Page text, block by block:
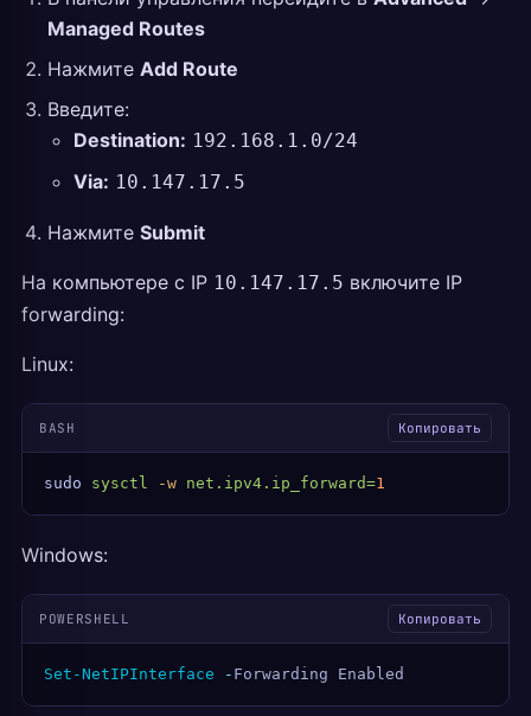
Managed Routes
Нажмите Add Route
Введите:
Destination: 192.168.1.0/24
Via: 10.147.17.5
Нажмите Submit
На компьютере с IP 10.147.17.5 включите IP
forwarding:
Linux:
BASH Копировать
sudo sysctl -w net.ipv4.ip_forward=1
Windows:
POWERSHELL Копировать
Set-NetIPInterface - Forwarding Enabled